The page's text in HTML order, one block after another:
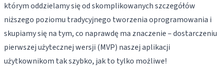
którym oddzielamy się od skomplikowanych szczegółów
niższego poziomu tradycyjnego tworzenia oprogramowania i
skupiamy się na tym, co naprawdę ma znaczenie – dostarczeniu
pierwszej użytecznej wersji (MVP) naszej aplikacji
użytkownikom tak szybko, jak to tylko możliwe!